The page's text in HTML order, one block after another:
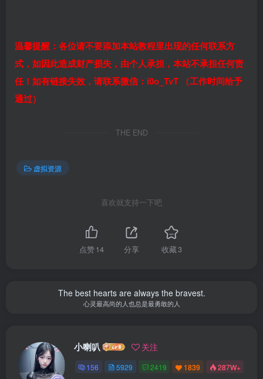
温馨提醒：各位请不要添加本站教程里出现的任何联系方
式，如因此造成财产损失，由个人承担，本站不承担任何责
任！如有链接失效，请联系微信：i0o_TvT （工作时间给予
通过）
THE END
虚拟资源
喜欢就支持一下吧
点赞14 分享 收藏3
The best hearts are always the bravest.
心灵最高尚的人也总是最勇敢的人
小喇叭 关注
156 5929 2419 1839 287W+